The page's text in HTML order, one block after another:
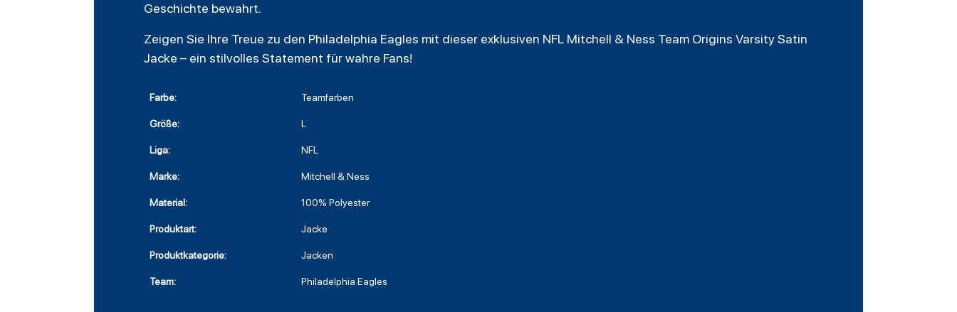
Geschichte bewahrt.
Zeigen Sie Ihre Treue zu den Philadelphia Eagles mit dieser exklusiven NFL Mitchell & Ness Team Origins Varsity Satin
Jacke – ein stilvolles Statement für wahre Fans!
Farbe: Teamfarben
Größe: L
Liga: NFL
Marke: Mitchell & Ness
Material: 100% Polyester
Produktart: Jacke
Produktkategorie: Jacken
Team: Philadelphia Eagles